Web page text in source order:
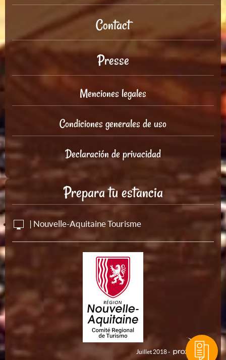
Contact
Presse
Menciones legales
Condiciones generales de uso
Declaración de privacidad
Prepara tu estancia
| Nouvelle-Aquitaine Tourisme
Juillet 2018 -